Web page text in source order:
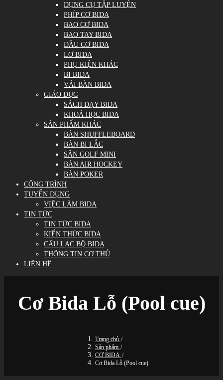
DỤNG CỤ TẬP LUYỆN
PHÍP CƠ BIDA
BAO CƠ BIDA
BAO TAY BIDA
ĐẦU CƠ BIDA
LƠ BIDA
PHỤ KIỆN KHÁC
BI BIDA
VẢI BÀN BIDA
GIÁO DỤC
SÁCH DẠY BIDA
KHOÁ HỌC BIDA
SẢN PHẨM KHÁC
BÀN SHUFFLEBOARD
BÀN BI LẮC
SÂN GOLF MINI
BÀN AIR HOCKEY
BÀN POKER
CÔNG TRÌNH
TUYỂN DỤNG
VIỆC LÀM BIDA
TIN TỨC
TIN TỨC BIDA
KIẾN THỨC BIDA
CÂU LẠC BỘ BIDA
THÔNG TIN CƠ THỦ
LIÊN HỆ
Cơ Bida Lỗ (Pool cue)
Trang chủ /
Sản phẩm /
CƠ BIDA /
Cơ Bida Lỗ (Pool cue)